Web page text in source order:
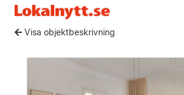
Visa objektbeskrivning